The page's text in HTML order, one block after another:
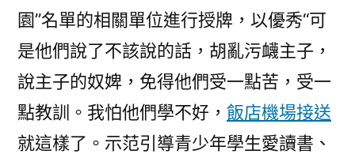
園”名單的相關單位進行授牌，以優秀“可
是他們說了不該說的話，胡亂污衊主子，
說主子的奴婢，免得他們受一點苦，受一
點教訓。我怕他們學不好， 飯店機場接送
就這樣了。示范引導青少年學生愛讀書、